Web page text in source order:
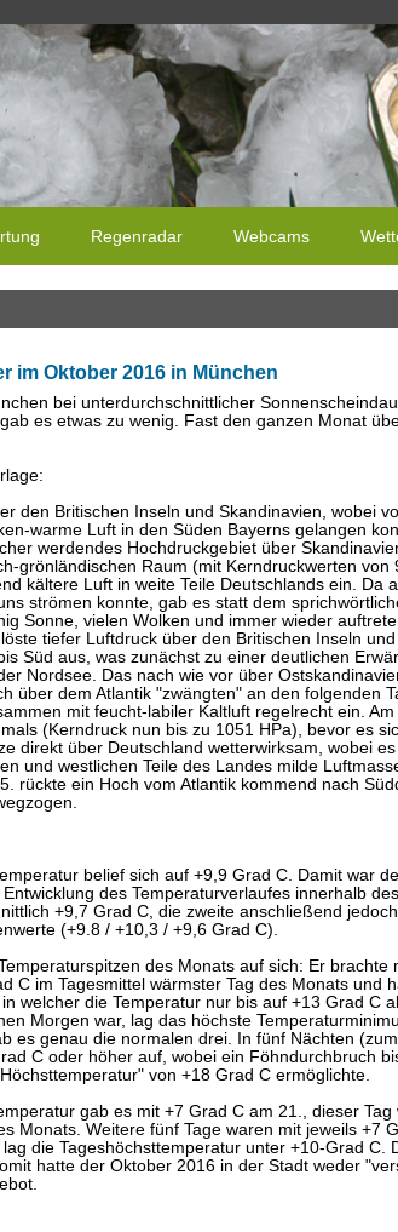
Regenradar Webcams
im Oktober 2016 in München
bei unterdurchschnittlicher
es etwas zu wenig. Fast den ganzen Monat
den Britischen Inseln und Skandinavien, wobei
warme Luft in den Süden Bayerns gelangen
werdendes Hochdruckgebiet über
grönländischen Raum (mit Kerndruckwerten
kältere Luft in weite Teile Deutschlands ein. Da
strömen konnte, gab es statt dem
Sonne, vielen Wolken und immer wieder
tiefer Luftdruck über den Britischen Inseln
Süd aus, was zunächst zu einer deutlichen
Nordsee. Das nach wie vor über
über dem Atlantik "zwängten" an den folgenden
mit feucht-labiler Kaltluft regelrecht ein.
(Kerndruck nun bis zu 1051 HPa), bevor es
direkt über Deutschland wetterwirksam, wobei
und westlichen Teile des Landes milde
rückte ein Hoch vom Atlantik kommend nach
belief sich auf +9,9 Grad C. Damit war
des Temperaturverlaufes innerhalb
+9,7 Grad C, die zweite anschließend
(+9.8 / +10,3 / +9,6 Grad C).
des Monats auf sich: Er
C im Tagesmittel wärmster Tag des Monats und
welcher die Temperatur nur bis auf +13 Grad C
Morgen war, lag das höchste
es genau die normalen drei. In fünf Nächten
C oder höher auf, wobei ein Föhndurchbruch
von +18 Grad C ermöglichte.
gab es mit +7 Grad C am 21., dieser
Monats. Weitere fünf Tage waren mit jeweils +7
die Tageshöchsttemperatur unter +10-Grad C.
hatte der Oktober 2016 in der Stadt weder